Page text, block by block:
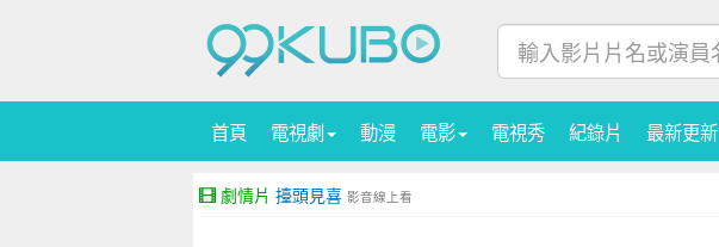
首頁 電視劇 動漫 電影 電視秀 紀錄片 最新更新
劇情片 擡頭見喜 影音線上看